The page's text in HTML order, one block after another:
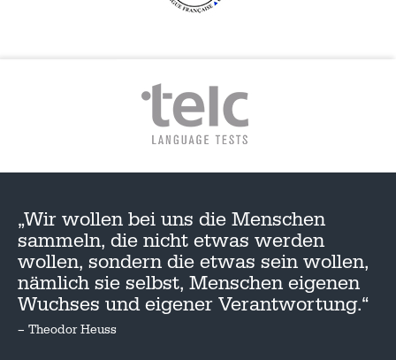
„Wir wollen bei uns die Menschen
sammeln, die nicht etwas werden
wollen, sondern die etwas sein wollen,
nämlich sie selbst, Menschen eigenen
Wuchses und eigener Verantwortung.“
– Theodor Heuss